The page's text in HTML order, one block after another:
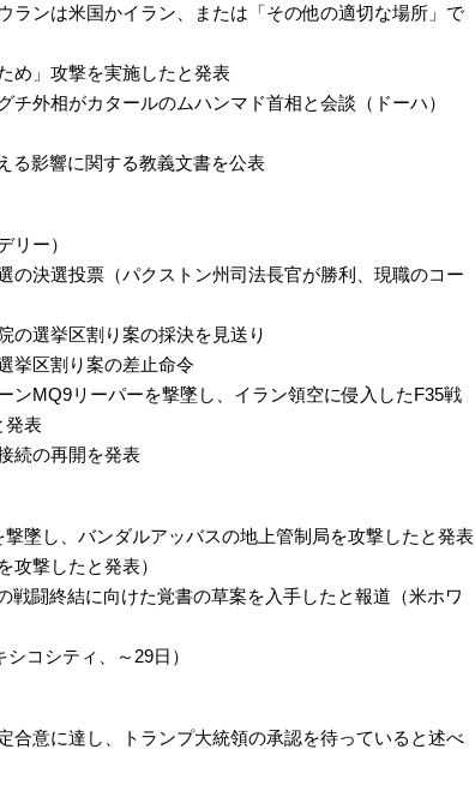
ランは米国かイラン、または「その他の適切な場所」で
め」​攻撃を実施し​たと​発表
チ外相がカタールのムハンマド首相と会談（ドーハ）
る影響に関する教義文書を公表
リー）
の決選投票（パクストン州司法長官が勝利、現職のコー
の選挙区割り案の採決を見送り
挙区割り案の差止命令
ンMQ9リーパーを撃墜し、イラン領空に侵入したF35戦
発表
続の再開を発表
撃墜し、バンダルアッバスの地上管制局を攻撃したと発表
攻撃したと発表）
戦闘終結に向けた覚書の草案を入手したと報道（米ホワ
コシティ、～29日）
合意に達し、トランプ大統領の承認を待っていると述べ